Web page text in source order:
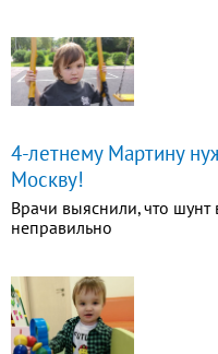
4-летнему Мартину
Москву!
Врачи выяснили, что шунт
неправильно